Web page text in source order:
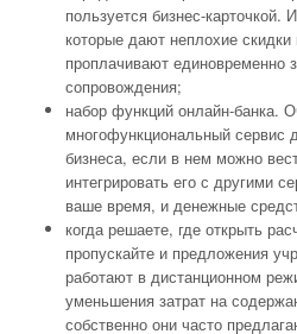
пользуется бизнес-карточкой.
которые дают неплохие
проплачивают единовременно
сопровождения;
набор функций онлайн-банка.
многофункциональный сервис
бизнеса, если в нем можно
интегрировать его с другими
ваше время, и денежные
когда решаете, где открыть
пропускайте и предложения
работают в дистанционном
уменьшения затрат на
собственно они часто